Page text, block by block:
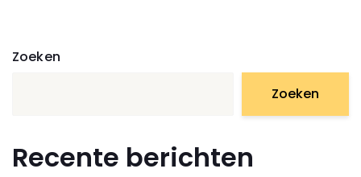
Zoeken
Zoeken
Recente berichten